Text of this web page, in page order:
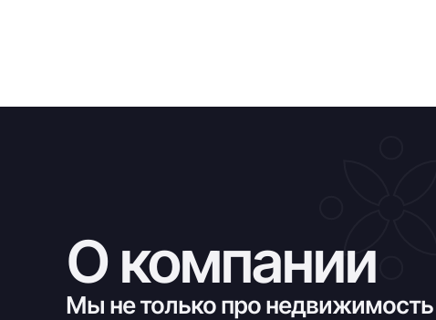
О компании
Мы не только про недвижимость